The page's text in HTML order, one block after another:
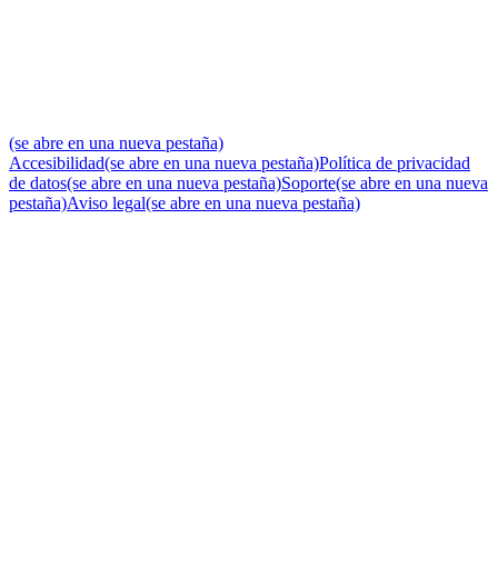
(se abre en una nueva pestaña)
Accesibilidad(se abre en una nueva pestaña)Política de privacidad
de datos(se abre en una nueva pestaña)Soporte(se abre en una nueva
pestaña)Aviso legal(se abre en una nueva pestaña)